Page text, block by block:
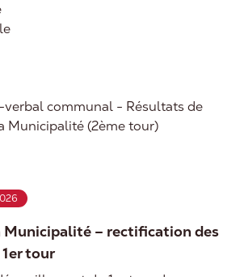
verbal communal - Résultats de
Municipalité (2ème tour)
Municipalité – rectification des
tour